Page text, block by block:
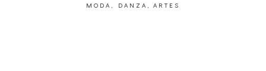
MODA, DANZA, ARTES